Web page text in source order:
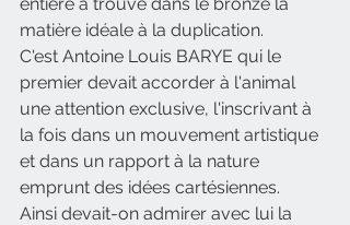
matière idéale à la duplication.
C'est Antoine Louis BARYE qui le
premier devait accorder à l'animal
une attention exclusive, l'inscrivant à
la fois dans un mouvement artistique
et dans un rapport à la nature
emprunt des idées cartésiennes.
Ainsi devait-on admirer avec lui la